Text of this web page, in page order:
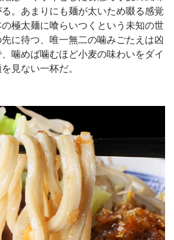
。あまりにも麺が太いため啜る感覚
極太麺に喰らいつくという未知の世
に待つ、唯一無二の噛みごたえは凶
噛めば噛むほど小麦の味わいをダイ
見ない一杯だ。